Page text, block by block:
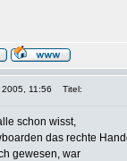
2005, 11:56 Titel:
schon wisst,
das rechte
gewesen, war